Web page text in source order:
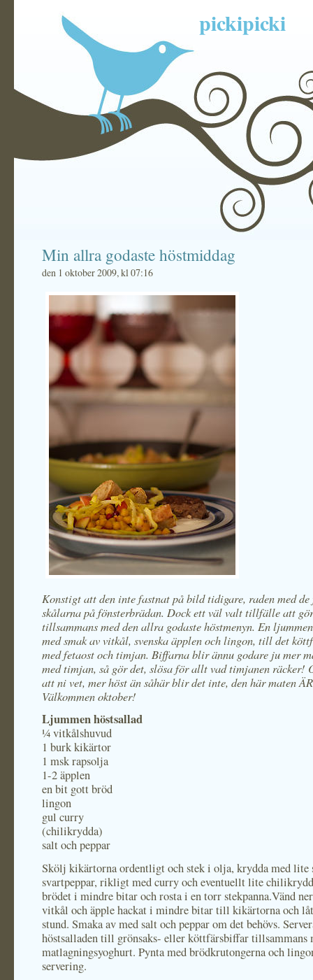
pickipicki
Min allra godaste höstmiddag
den 1 oktober 2009, kl 07:16
Konstigt att den inte fastnat på bild tidigare, raden med de
skålarna på fönsterbrädan. Dock ett väl valt tillfälle att
tillsammans med den allra godaste höstmenyn. En
med smak av vitkål, svenska äpplen och lingon, till det
med fetaost och timjan. Biffarna blir ännu godare ju mer
med timjan, så gör det, slösa för allt vad timjanen räcker!
att ni vet, mer höst än såhär blir det inte, den här maten
Välkommen oktober!
Ljummen höstsallad
¼ vitkålshuvud
1 burk kikärtor
1 msk rapsolja
1-2 äpplen
en bit gott bröd
lingon
gul curry
(chilikrydda)
salt och peppar
Skölj kikärtorna ordentligt och stek i olja, krydda med lite
svartpeppar, rikligt med curry och eventuellt lite
brödet i mindre bitar och rosta i en torr stekpanna.Vänd
vitkål och äpple hackat i mindre bitar till kikärtorna och
stund. Smaka av med salt och peppar om det behövs.
höstsalladen till grönsaks- eller köttfärsbiffar tillsammans
matlagningsyoghurt. Pynta med brödkrutongerna och
servering.